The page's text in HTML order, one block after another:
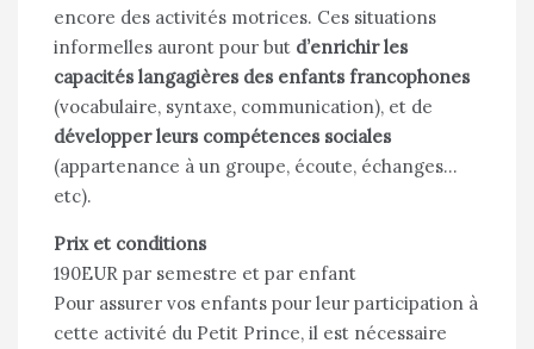
encore des activités motrices. Ces situations
informelles auront pour but d’enrichir les
capacités langagières des enfants francophones
(vocabulaire, syntaxe, communication), et de
développer leurs compétences sociales
(appartenance à un groupe, écoute, échanges…
etc).
Prix et conditions
190EUR par semestre et par enfant
Pour assurer vos enfants pour leur participation à
cette activité du Petit Prince, il est nécessaire